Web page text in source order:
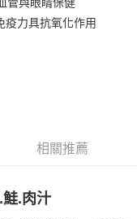
商業銀行
銀行
銀行
付方式。 讓您購物簡單
疫力具抗氧化作用
相關推薦
.肉汁